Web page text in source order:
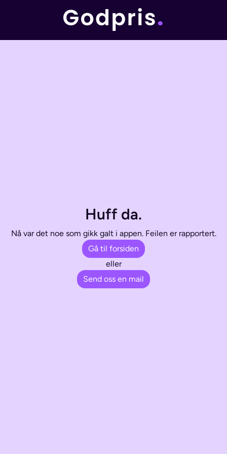
Huff da.
Nå var det noe som gikk galt i appen. Feilen er rapportert.
Gå til forsiden
eller
Send oss en mail